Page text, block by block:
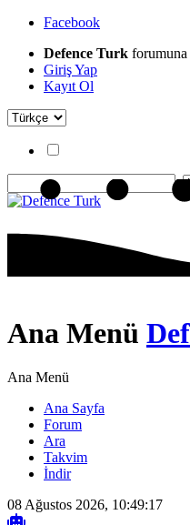
Facebook
Defence Turk
Giriş Yap
Kayıt Ol
Ana Menü
Ana Menü
Ana Sayfa
Forum
Ara
Takvim
İndir
08 Ağustos 2026, 10:49:17